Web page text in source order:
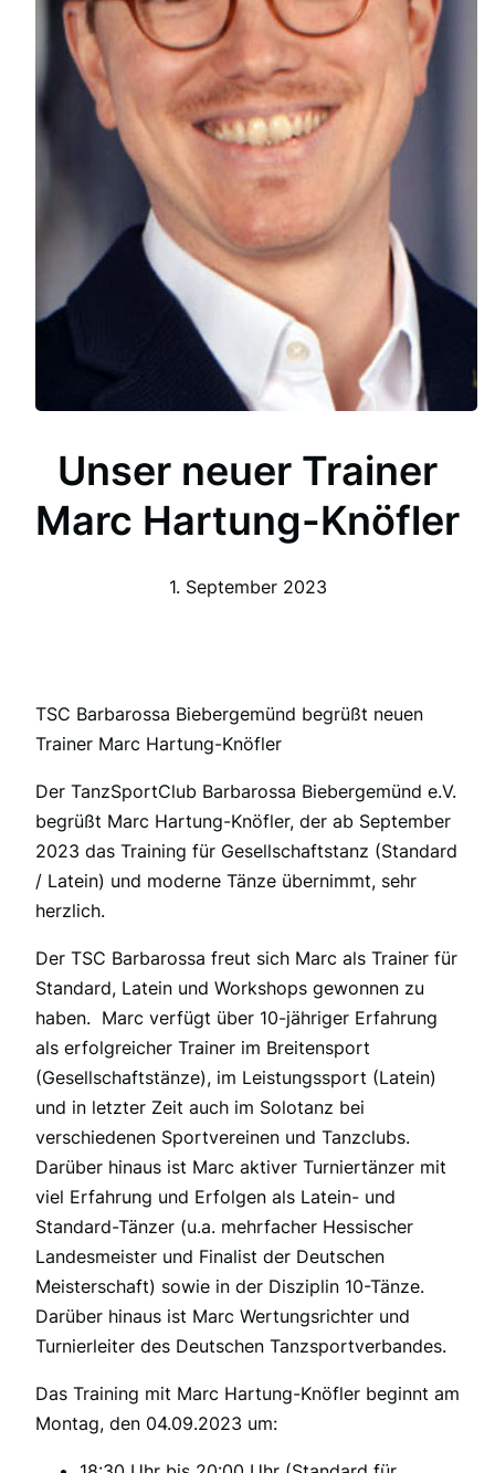
Unser neuer Trainer
Marc Hartung-Knöfler
1. September 2023
TSC Barbarossa Biebergemünd begrüßt neuen
Trainer Marc Hartung-Knöfler
Der TanzSportClub Barbarossa Biebergemünd e.V.
begrüßt Marc Hartung-Knöfler, der ab September
2023 das Training für Gesellschaftstanz (Standard
/ Latein) und moderne Tänze übernimmt, sehr
herzlich.
Der TSC Barbarossa freut sich Marc als Trainer für
Standard, Latein und Workshops gewonnen zu
haben. Marc verfügt über 10-jähriger Erfahrung
als erfolgreicher Trainer im Breitensport
(Gesellschaftstänze), im Leistungssport (Latein)
und in letzter Zeit auch im Solotanz bei
verschiedenen Sportvereinen und Tanzclubs.
Darüber hinaus ist Marc aktiver Turniertänzer mit
viel Erfahrung und Erfolgen als Latein- und
Standard-Tänzer (u.a. mehrfacher Hessischer
Landesmeister und Finalist der Deutschen
Meisterschaft) sowie in der Disziplin 10-Tänze.
Darüber hinaus ist Marc Wertungsrichter und
Turnierleiter des Deutschen Tanzsportverbandes.
Das Training mit Marc Hartung-Knöfler beginnt am
Montag, den 04.09.2023 um: